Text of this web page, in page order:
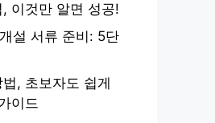
이것만 알면 성공!
설 서류 준비: 5단
, 초보자도 쉽게
이드